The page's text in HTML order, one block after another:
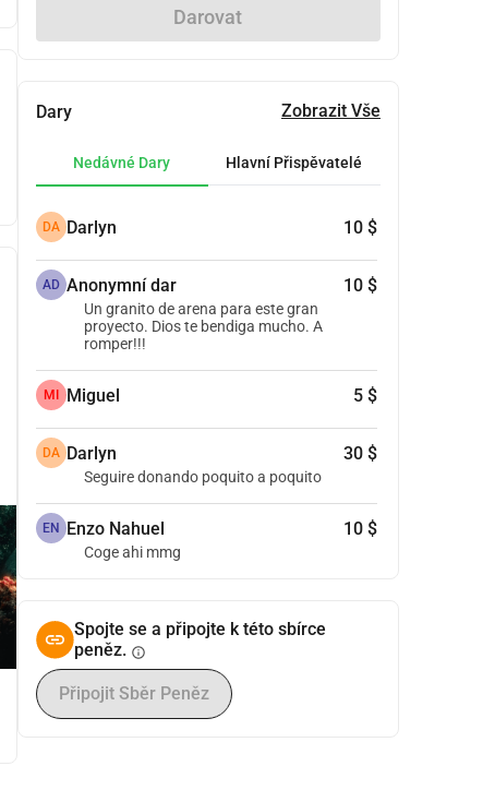
Darovat
Dary Zobrazit Vše
Nedávné Dary Hlavní Přispěvatelé
DA Darlyn 10 $
AD Anonymní dar 10 $
Un granito de arena para este gran
proyecto. Dios te bendiga mucho. A
romper!!!
MI Miguel 5 $
DA Darlyn 30 $
Seguire donando poquito a poquito
EN Enzo Nahuel 10 $
Coge ahi mmg
Spojte se a připojte k této sbírce
peněz. info
Připojit Sběr Peněz